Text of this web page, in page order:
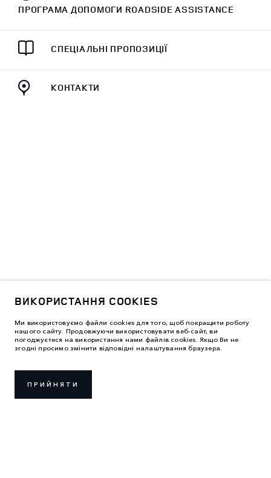
ВИКОРИСТАННЯ COOKIES
Ми використовуємо файли cookies для того, щоб покращити роботу
нашого сайту. Продовжуючи використовувати веб-сайт, ви
погоджуєтеся на використання нами файлів cookies. Якщо Ви не
згодні просимо змінити відповідні налаштування браузера.
ПРИЙНЯТИ
ПРОГРАМА ДОПОМОГИ ROADSIDE ASSISTANCE
СПЕЦІАЛЬНІ ПРОПОЗИЦІЇ
КОНТАКТИ